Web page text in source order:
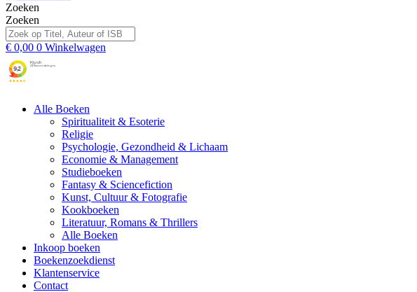
Zoeken
Zoeken
€ 0,00 0 Winkelwagen
Alle Boeken
Spiritualiteit & Esoterie
Religie
Psychologie, Gezondheid & Lichaam
Economie & Management
Studieboeken
Fantasy & Sciencefiction
Kunst, Cultuur & Fotografie
Kookboeken
Literatuur, Romans & Thrillers
Alle Boeken
Inkoop boeken
Boekenzoekdienst
Klantenservice
Contact